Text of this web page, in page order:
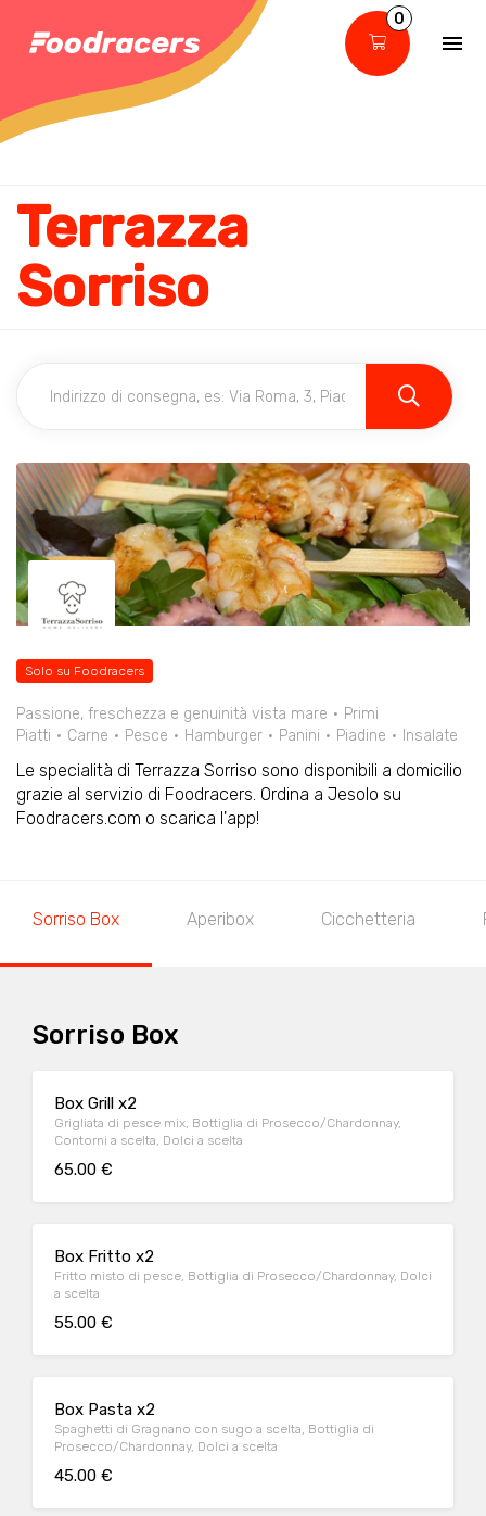
0
Terrazza
Sorriso
Solo su Foodracers
Passione, freschezza e genuinità vista mare
Primi
Piatti
Carne Pesce Hamburger Panini Piadine Insalate
Le specialità di Terrazza Sorriso sono disponibili a domicilio
grazie al servizio di Foodracers. Ordina a Jesolo su
Foodracers.com o scarica l'app!
Sorriso Box Aperibox Cicchetteria
Sorriso Box
Box Grill x2
Grigliata di pesce mix, Bottiglia di Prosecco/Chardonnay,
Contorni a scelta, Dolci a scelta
65.00 €
Box Fritto x2
Fritto misto di pesce, Bottiglia di Prosecco/Chardonnay, Dolci
a scelta
55.00 €
Box Pasta x2
Spaghetti di Gragnano con sugo a scelta, Bottiglia di
Prosecco/Chardonnay, Dolci a scelta
45.00 €